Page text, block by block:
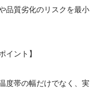
品質劣化のリスクを最小
イント】
度帯の幅だけでなく、実